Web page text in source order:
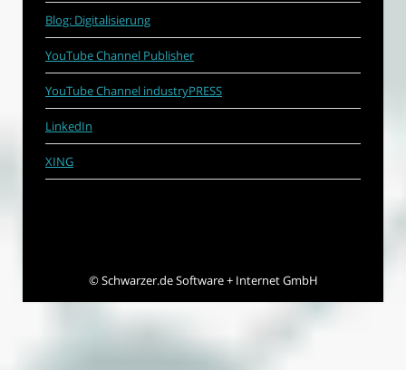
Blog: Digitalisierung
YouTube Channel Publisher
YouTube Channel industryPRESS
LinkedIn
XING
©Schwarzer.de Software + Internet GmbH